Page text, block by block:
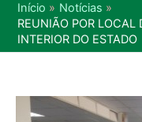
Início
Notícias
REUNIÃO POR LOCAL
INTERIOR DO ESTADO